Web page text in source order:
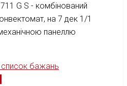
G S - комбінований
на 7 дек 1/1
панеллю
бажань